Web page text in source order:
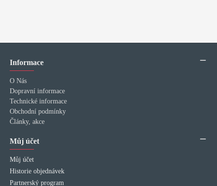
Informace
O Nás
Dopravní informace
Technické informace
Obchodní podmínky
Články, akce
Můj účet
Můj účet
Historie objednávek
Partnerský program